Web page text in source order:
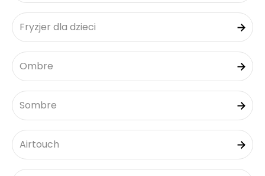
Fryzjer dla dzieci
Ombre
Sombre
Airtouch